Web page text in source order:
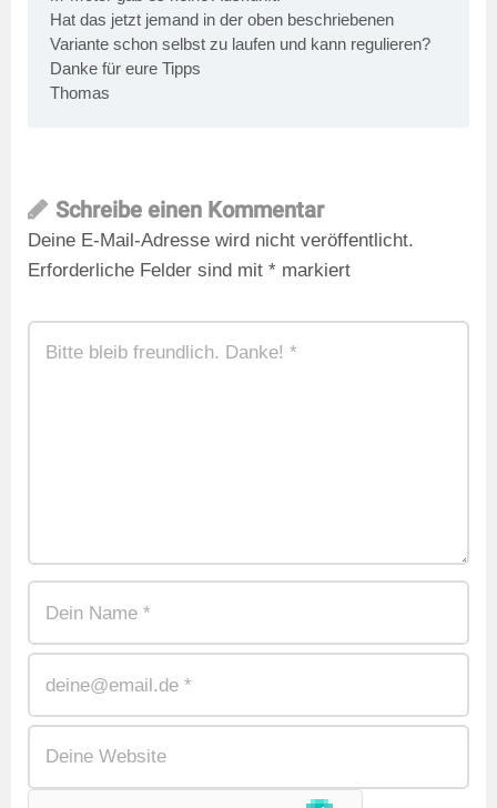
Hat das jetzt jemand in der oben beschriebenen
Variante schon selbst zu laufen und kann regulieren?
Danke für eure Tipps
Thomas
Schreibe einen Kommentar
Deine E-Mail-Adresse wird nicht veröffentlicht.
Erforderliche Felder sind mit * markiert